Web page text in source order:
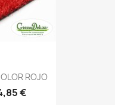
ROJO
€